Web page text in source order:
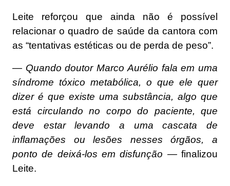
Leite reforçou que ainda não é possível
relacionar o quadro de saúde da cantora com
as “tentativas estéticas ou de perda de peso”.
— Quando doutor Marco Aurélio fala em uma
síndrome tóxico metabólica, o que ele quer
dizer é que existe uma substância, algo que
está circulando no corpo do paciente, que
deve estar levando a uma cascata de
inflamações ou lesões nesses órgãos, a
ponto de deixá-los em disfunção —finalizou
Leite.